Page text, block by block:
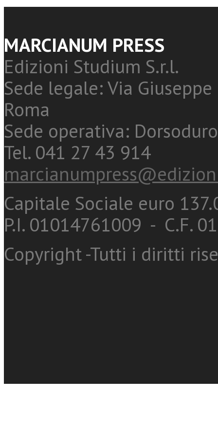
MARCIANUM PRESS
Edizioni Studium S.r.l.
Sede legale: Via
Roma
Sede operativa:
Tel. 041 27 43 914
Capitale Sociale euro
P.I. 01014761009 - C.F.
Copyright -Tutti i diritti